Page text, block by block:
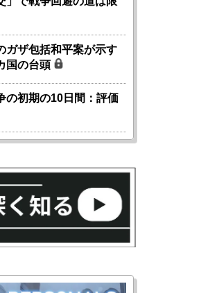
ガザ包括和平案が示す
国の台頭
の初期の10日間：評価